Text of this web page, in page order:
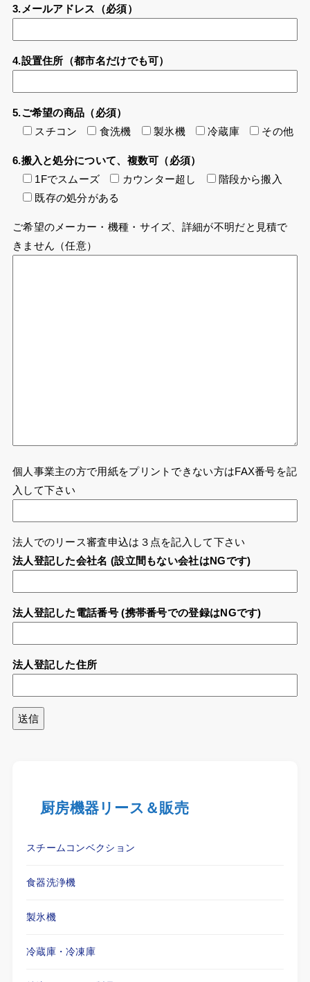
3.メールアドレス（必須）
4.設置住所（都市名だけでも可）
5.ご希望の商品（必須）
スチコン
食洗機 製氷機 冷蔵庫 その他
6.搬入と処分について、複数可（必須）
1Fでスムーズ
カウンター超し
階段から搬入
既存の処分がある
ご希望のメーカー・機種・サイズ、詳細が不明だと見積で
きません（任意）
個人事業主の方で用紙をプリントできない方はFAX番号を記
入して下さい
法人でのリース審査申込は３点を記入して下さい
法人登記した会社名 (設立間もない会社はNGです)
法人登記した電話番号 (携帯番号での登録はNGです)
法人登記した住所
厨房機器リース＆販売
スチームコンベクション
食器洗浄機
製氷機
冷蔵庫・冷凍庫